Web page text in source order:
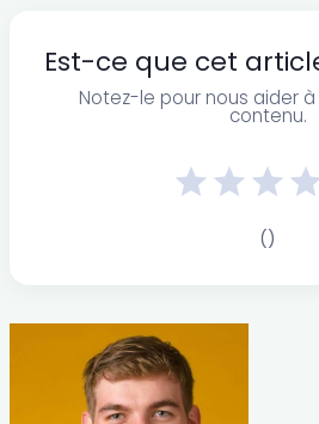
Est-ce que cet
Notez-le pour nous aider
contenu.